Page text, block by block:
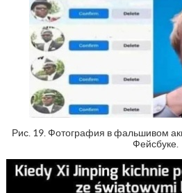
Рис. 19. Фотография в фальшивом
Фейсбуке.